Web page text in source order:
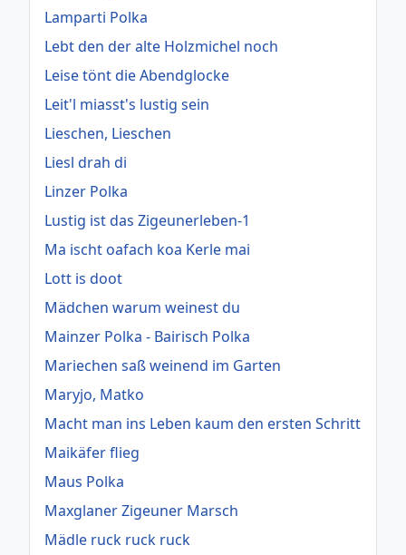
Lamparti Polka
Lebt den der alte Holzmichel noch
Leise tönt die Abendglocke
Leit'l miasst's lustig sein
Lieschen, Lieschen
Liesl drah di
Linzer Polka
Lustig ist das Zigeunerleben-1
Ma ischt oafach koa Kerle mai
Lott is doot
Mädchen warum weinest du
Mainzer Polka - Bairisch Polka
Mariechen saß weinend im Garten
Maryjo, Matko
Macht man ins Leben kaum den ersten Schritt
Maikäfer flieg
Maus Polka
Maxglaner Zigeuner Marsch
Mädle ruck ruck ruck